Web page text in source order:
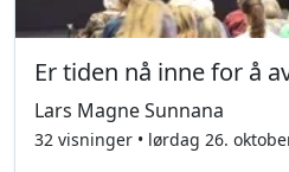
Er tiden nå inne for å
Lars Magne Sunnana
32 visninger • lørdag 26.